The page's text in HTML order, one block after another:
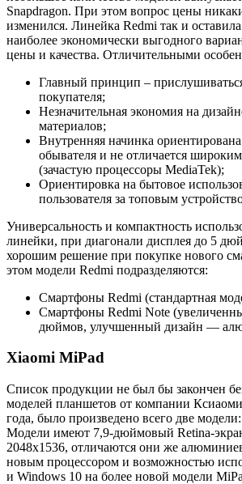
Snapdragon. При этом вопрос цены
изменился. Линейка Redmi так и
наиболее экономически выгодного
цены и качества. Отличительными
Главный принцип –
покупателя;
Незначительная экономия на
материалов;
Внутренняя начинка
обывателя и не отличается
(зачастую процессоры MediaTek);
Ориентировка на бытовое
пользователя за топовым
Универсальность и компактность
линейки, при диагонали дисплея до 5
хорошим решение при покупке нового
этом модели Redmi подразделяются:
Смартфоны Redmi (стандартная
Смартфоны Redmi Note
дюймов, улучшенный дизайн —
Xiaomi MiPad
Список продукции не был бы закончен
моделей планшетов от компании
года, было произведено всего две
Модели имеют 7,9-дюймовый Retina-
2048х1536, отличаются они же
новым процессором и возможностью
и Windows 10 на более новой модели